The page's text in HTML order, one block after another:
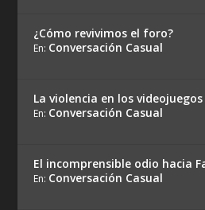
¿Cómo revivimos el foro?
En: Conversación Casual
La violencia en los
En: Conversación Casual
El incomprensible odio hacia
En: Conversación Casual